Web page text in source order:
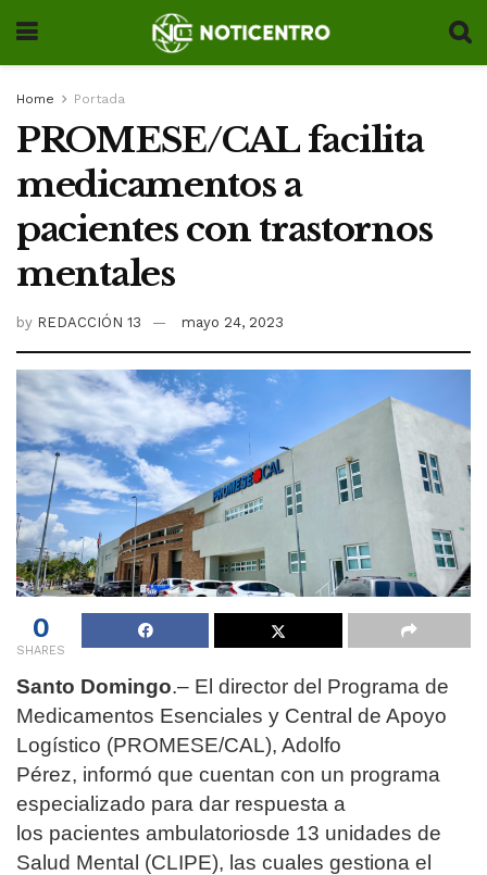
Home Portada
PROMESE/CAL facilita
medicamentos a
pacientes con trastornos
mentales
by REDACCIÓN 13 mayo 24, 2023
0
SHARES
Santo Domingo.– El director del Programa de
Medicamentos Esenciales y Central de Apoyo
Logístico (PROMESE/CAL), Adolfo
Pérez, informó que cuentan con un programa
especializado para dar respuesta a
los pacientes ambulatoriosde 13 unidades de
Salud Mental (CLIPE), las cuales gestiona el